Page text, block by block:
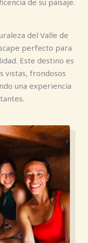
de su paisaje.
del Valle de
perfecto para
Este destino es
vistas, frondosos
una experiencia